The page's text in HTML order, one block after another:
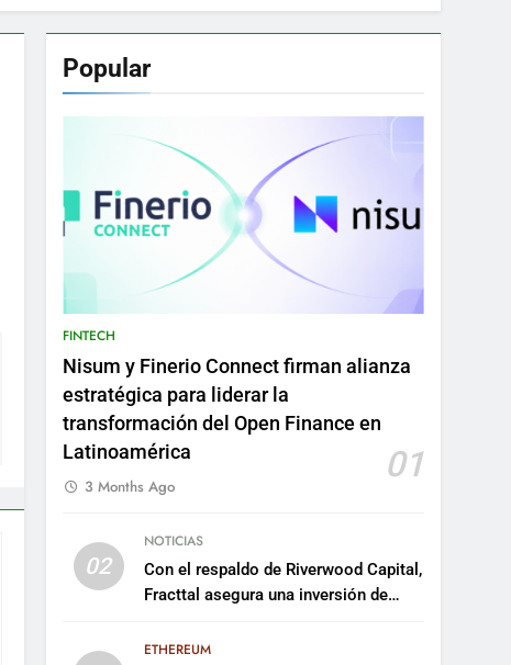
Popular
FINTECH
Nisum y Finerio Connect firman alianza
estratégica para liderar la
transformación del Open Finance en
Latinoamérica
01
3 Months Ago
02
NOTICIAS
Con el respaldo de Riverwood Capital,
Fracttal asegura una inversión de
plataforma
ETHEREUM